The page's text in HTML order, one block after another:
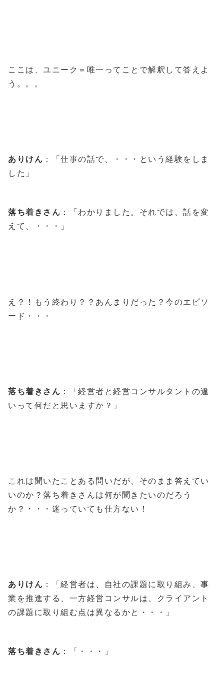
ここは、ユニーク＝唯一ってことで解釈して答えよ
う。。。
ありけん ：「仕事の話で、・・・という経験をしま
した」
落ち着きさん ：「わかりました。それでは、話を変
えて、・・・」
え？！もう終わり？？あんまりだった？今のエピソ
ード・・・
落ち着きさん ：「経営者と経営コンサルタントの違
いって何だと思いますか？」
これは聞いたことある問いだが、そのまま答えてい
いのか？落ち着きさんは何が聞きたいのだろう
か？・・・迷っていても仕方ない！
ありけん ：「経営者は、自社の課題に取り組み、事
業を推進する、一方経営コンサルは、クライアント
の課題に取り組む点は異なるかと・・・」
落ち着きさん ：「・・・」